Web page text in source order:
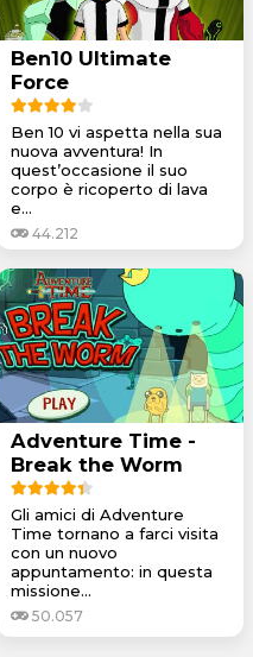
Ben10 Ultimate
Force
Ben 10 vi aspetta nella sua
nuova avventura! In
quest’occasione il suo
corpo è ricoperto di lava
e...
44.212
Adventure Time -
Break the Worm
Gli amici di Adventure
Time tornano a farci visita
con un nuovo
appuntamento: in questa
missione...
50.057